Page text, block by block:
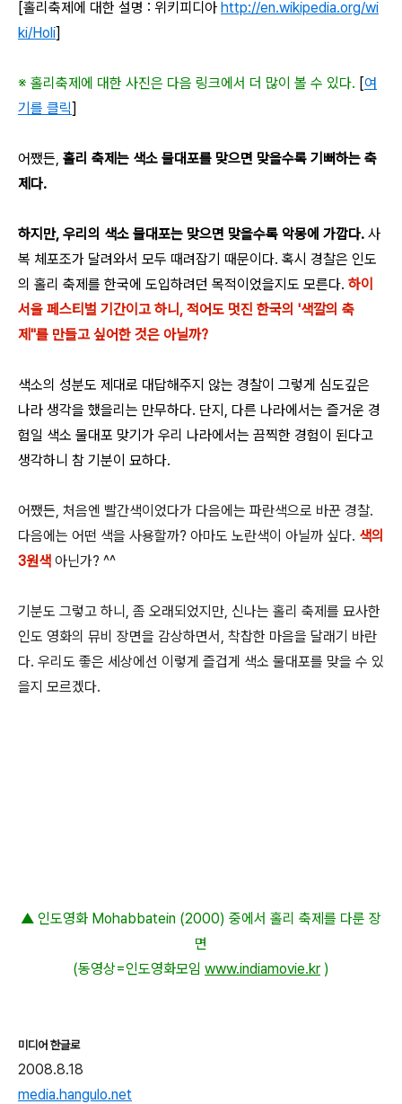
[홀리축제에 대한 설명 : 위키피디아 http://en.wikipedia.org/wi
ki/Holi]
※ 홀리축제에 대한 사진은 다음 링크에서 더 많이 볼 수 있다. [여
기를 클릭]
어쨌든, 홀리 축제는 색소 물대포를 맞으면 맞을수록 기뻐하는 축
제다.
하지만, 우리의 색소 물대포는 맞으면 맞을수록 악몽에 가깝다. 사
복 체포조가 달려와서 모두 때려잡기 때문이다. 혹시 경찰은 인도
의 홀리 축제를 한국에 도입하려던 목적이었을지도 모른다. 하이
서울 페스티벌 기간이고 하니, 적어도 멋진 한국의 '색깔의 축
제"를 만들고 싶어한 것은 아닐까?
색소의 성분도 제대로 대답해주지 않는 경찰이 그렇게 심도깊은
나라 생각을 했을리는 만무하다. 단지, 다른 나라에서는 즐거운 경
험일 색소 물대포 맞기가 우리 나라에서는 끔찍한 경험이 된다고
생각하니 참 기분이 묘하다.
어쨌든, 처음엔 빨간색이었다가 다음에는 파란색으로 바꾼 경찰.
다음에는 어떤 색을 사용할까? 아마도 노란색이 아닐까 싶다. 색의
3원색 아닌가? ^^
기분도 그렇고 하니, 좀 오래되었지만, 신나는 홀리 축제를 묘사한
인도 영화의 뮤비 장면을 감상하면서, 착찹한 마음을 달래기 바란
다. 우리도 좋은 세상에선 이렇게 즐겁게 색소 물대포를 맞을 수 있
을지 모르겠다.
▲ 인도영화 Mohabbatein (2000) 중에서 홀리 축제를 다룬 장
면
(동영상=인도영화모임 www.indiamovie.kr )
미디어 한글로
2008.8.18
media.hangulo.net